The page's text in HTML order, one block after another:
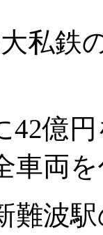
大私
42億
車両
難波